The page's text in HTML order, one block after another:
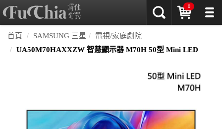
0
首頁 SAMSUNG 三星
電視/家庭劇院
UA50M70HAXXZW 智慧顯示器 M70H 50型 Mini LED